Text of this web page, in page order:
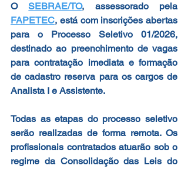
O SEBRAE/TO
, assessorado pela
FAPETEC, está com inscrições abertas
para o Processo Seletivo 01/2026,
destinado ao preenchimento de vagas
para contratação imediata e formação
de cadastro reserva para os cargos de
Analista I e Assistente.
Todas as etapas do processo seletivo
serão realizadas de forma remota. Os
profissionais contratados atuarão sob o
regime da Consolidação das Leis do